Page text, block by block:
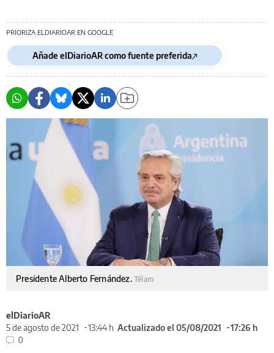
PRIORIZA ELDIARIOAR EN GOOGLE
Añade elDiarioAR como fuente preferida
Presidente Alberto Fernández. Télam
elDiarioAR
5 de agosto de 2021
13:44 h Actualizado el 05/08/2021
17:26 h
0